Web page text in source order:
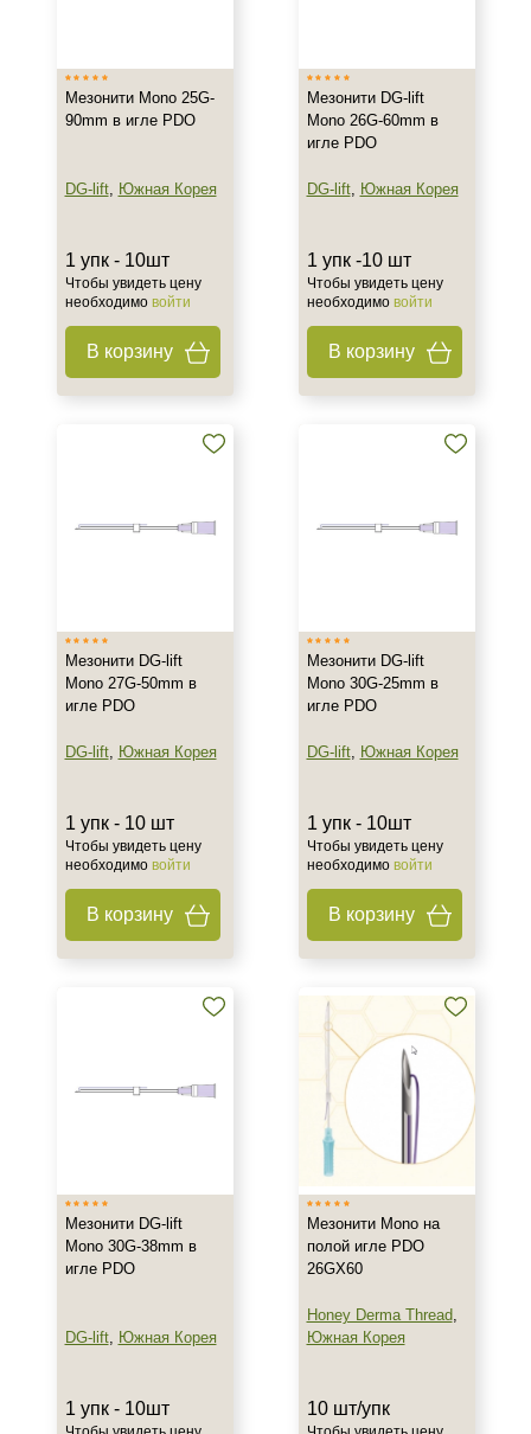
Мезонити Mono 25G-
90mm в игле PDO
DG-lift, Южная Корея
1 упк - 10шт
Чтобы увидеть цену
необходимо войти
В корзину
Мезонити DG-lift
Mono 26G-60mm в
игле PDO
DG-lift, Южная Корея
1 упк -10 шт
Чтобы увидеть цену
необходимо войти
В корзину
Мезонити DG-lift
Mono 27G-50mm в
игле PDO
DG-lift, Южная Корея
1 упк - 10 шт
Чтобы увидеть цену
необходимо войти
В корзину
Мезонити DG-lift
Mono 30G-25mm в
игле PDO
DG-lift, Южная Корея
1 упк - 10шт
Чтобы увидеть цену
необходимо войти
В корзину
Мезонити DG-lift
Mono 30G-38mm в
игле PDO
DG-lift, Южная Корея
1 упк - 10шт
Мезонити Mono на
полой игле PDO
26GX60
Honey Derma Thread,
Южная Корея
10 шт/упк
+7 (929) 933-09-89